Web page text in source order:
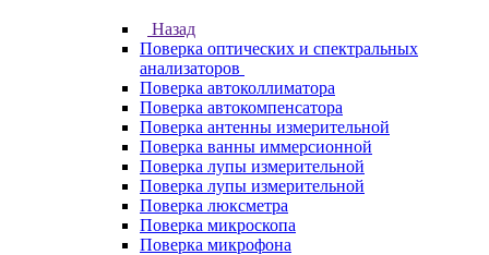
Назад
Поверка оптических и спектральных
анализаторов
Поверка автоколлиматора
Поверка автокомпенсатора
Поверка антенны измерительной
Поверка ванны иммерсионной
Поверка лупы измерительной
Поверка лупы измерительной
Поверка люксметра
Поверка микроскопа
Поверка микрофона